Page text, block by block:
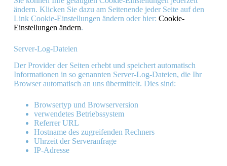
ändern. Klicken Sie dazu am Seitenende jeder Seite auf den
Link Cookie-Einstellungen ändern oder hier: Cookie-
Einstellungen ändern.
Server-Log-Dateien
Der Provider der Seiten erhebt und speichert automatisch
Informationen in so genannten Server-Log-Dateien, die Ihr
Browser automatisch an uns übermittelt. Dies sind:
Browsertyp und Browserversion
verwendetes Betriebssystem
Referrer URL
Hostname des zugreifenden Rechners
Uhrzeit der Serveranfrage
IP-Adresse